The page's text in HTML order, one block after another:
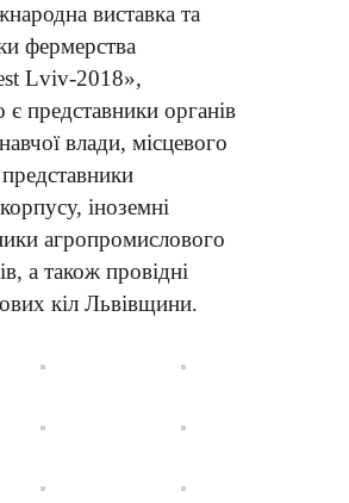
виставка та
фермерства
Lviv-2018»,
представники органів
влади, місцевого
іноземні
агропромислового
а також провідні
кіл Львівщини.